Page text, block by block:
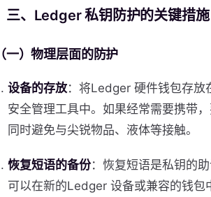
三、Ledger 私钥防护的关键措施
（一）物理层面的防护
设备的存放：将Ledger 硬件钱包存放
安全管理工具中。如果经常需要携带
同时避免与尖锐物品、液体等接触。
恢复短语的备份：恢复短语是私钥的
可以在新的Ledger 设备或兼容的钱